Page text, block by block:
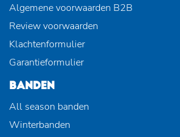
Algemene voorwaarden B2B
Review voorwaarden
Klachtenformulier
Garantieformulier
BANDEN
All season banden
Winterbanden